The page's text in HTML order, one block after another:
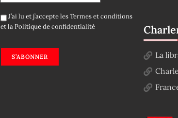
J’ai lu et j’accepte lesTermes et conditions
et laPolitique de confidentialité
S’ABONNER
La